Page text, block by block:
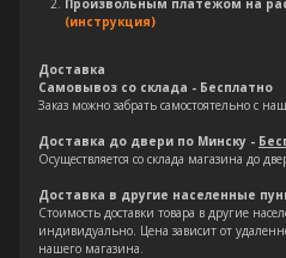
Произвольным платежом на
(инструкция)
Доставка
Самовывоз со склада - Бесплатно
Заказ можно забрать самостоятельно с
Доставка до двери по Минску -
Осуществляется со склада магазина до
Доставка в другие населенные
Стоимость доставки товара в другие
индивидуально. Цена зависит от
нашего магазина.